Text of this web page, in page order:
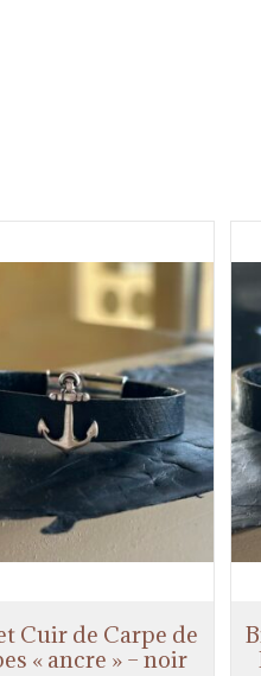
Cuir de Carpe de
« ancre » – noir